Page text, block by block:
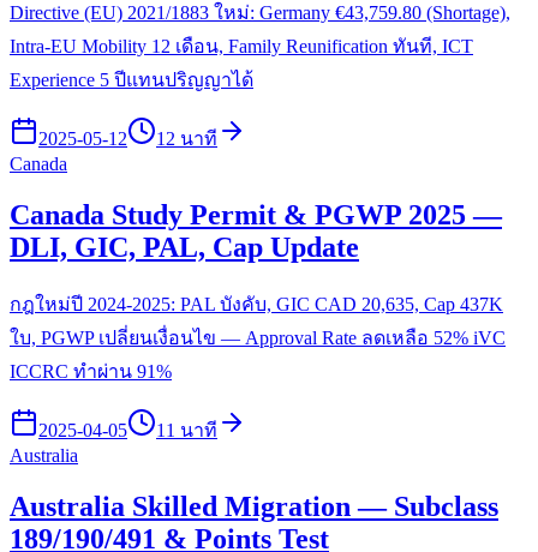
Directive (EU) 2021/1883 ใหม่: Germany €43,759.80 (Shortage),
Intra-EU Mobility 12 เดือน, Family Reunification ทันที, ICT
Experience 5 ปีแทนปริญญาได้
2025-05-12
12 นาที
Canada
Canada Study Permit & PGWP 2025 —
DLI, GIC, PAL, Cap Update
กฎใหม่ปี 2024-2025: PAL บังคับ, GIC CAD 20,635, Cap 437K
ใบ, PGWP เปลี่ยนเงื่อนไข — Approval Rate ลดเหลือ 52% iVC
ICCRC ทำผ่าน 91%
2025-04-05
11 นาที
Australia
Australia Skilled Migration — Subclass
189/190/491 & Points Test